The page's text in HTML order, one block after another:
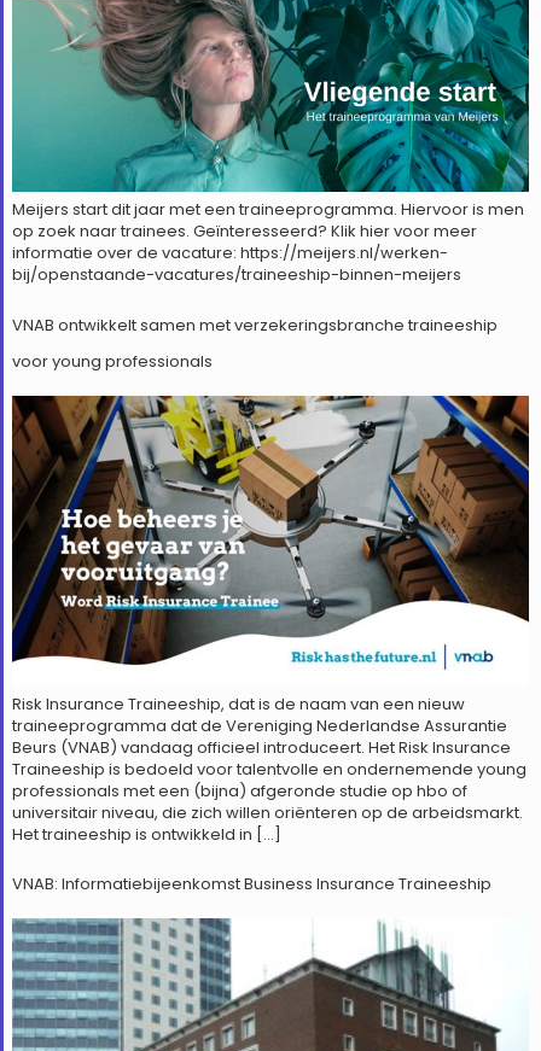
Meijers start dit jaar met een traineeprogramma. Hiervoor is men
op zoek naar trainees. Geïnteresseerd? Klik hier voor meer
informatie over de vacature: https://meijers.nl/werken-
bij/openstaande-vacatures/traineeship-binnen-meijers
VNAB ontwikkelt samen met verzekeringsbranche traineeship
voor young professionals
Risk Insurance Traineeship, dat is de naam van een nieuw
traineeprogramma dat de Vereniging Nederlandse Assurantie
Beurs (VNAB) vandaag officieel introduceert. Het Risk Insurance
Traineeship is bedoeld voor talentvolle en ondernemende young
professionals met een (bijna) afgeronde studie op hbo of
universitair niveau, die zich willen oriënteren op de arbeidsmarkt.
Het traineeship is ontwikkeld in […]
VNAB: Informatiebijeenkomst Business Insurance Traineeship